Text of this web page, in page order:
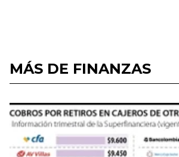
MÁS DE FINANZAS